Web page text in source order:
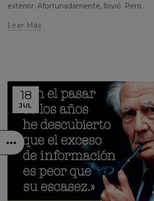
exterior. Afortunadamente, llovió. Pero...
Leer Más
18
JUL